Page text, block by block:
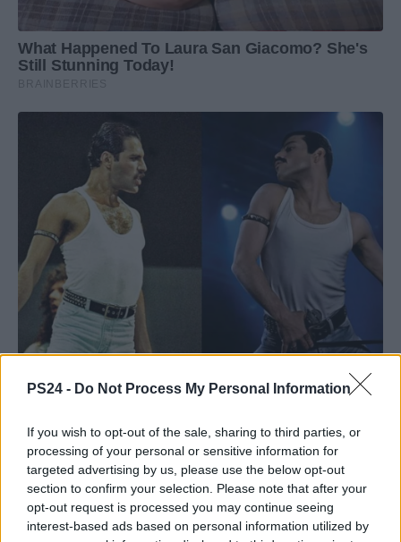
PS24 - Do Not Process My Personal Information
If you wish to opt-out of the sale, sharing to third parties, or
processing of your personal or sensitive information for
targeted advertising by us, please use the below opt-out
section to confirm your selection. Please note that after your
opt-out request is processed you may continue seeing
interest-based ads based on personal information utilized by